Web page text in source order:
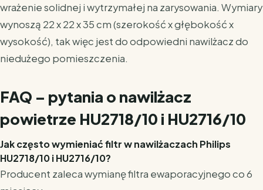
wrażenie solidnej i wytrzymałej na zarysowania. Wymiary
wynoszą 22 x 22 x 35 cm (szerokość x głębokość x
wysokość), tak więc jest do odpowiedni nawilżacz do
niedużego pomieszczenia.
FAQ – pytania o nawilżacz
powietrze HU2718/10 i HU2716/10
Jak często wymieniać filtr w nawilżaczach Philips
HU2718/10 i HU2716/10?
Producent zaleca wymianę filtra ewaporacyjnego co 6